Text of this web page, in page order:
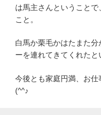
は馬主さんということ
こと。
白馬か栗毛かはたまた
ーを連れてきてくれたと
今後とも家庭円満、お
(^^♪